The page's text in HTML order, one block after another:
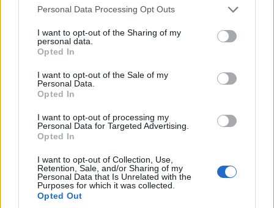
Please note that this website/app uses one or more Google
not limited to your visit or usage behaviour. You may click to
grant or deny consent to Google and its third-party tags to
use your data for below specified purposes in below Google
consent section.
Personal Data Processing Opt Outs
I want to opt-out of the Sharing of my
personal data.
Opted In
I want to opt-out of the Sale of my
Personal Data.
Opted In
I want to opt-out of processing my
Personal Data for Targeted Advertising.
Opted In
I want to opt-out of Collection, Use,
Retention, Sale, and/or Sharing of my
Personal Data that Is Unrelated with the
Purposes for which it was collected.
Opted Out
(πηγή: pravenc.ru)
Η μνήμη του αποκαταστάθηκε